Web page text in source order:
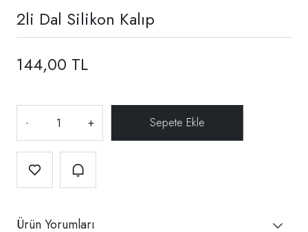
2li Dal Silikon Kalıp
144,00 TL
- +
Ürün Yorumları